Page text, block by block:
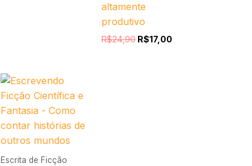
altamente
produtivo
R$24,90 R$17,00
Escrita de Ficção
O
original
era:
R$35,00.
atual
é:
R$17,00.